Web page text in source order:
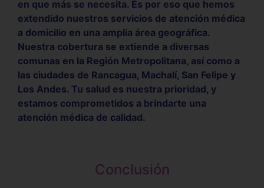
en que más se necesita. Es por eso que hemos
extendido nuestros servicios de atención médica
a domicilio en una amplia área geográfica.
Nuestra cobertura se extiende a diversas
comunas en la Región Metropolitana, así como a
las ciudades de Rancagua, Machalí, San Felipe y
Los Andes. Tu salud es nuestra prioridad, y
estamos comprometidos a brindarte una
atención médica de calidad.
Conclusión